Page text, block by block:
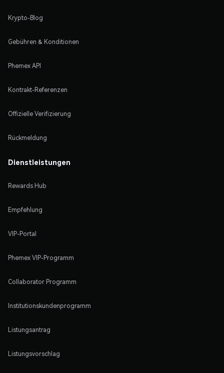
Krypto-Blog
Gebühren & Konditionen
Phemex API
Kontrakt-Referenzen
Offizielle Verifizierung
Rückmeldung
Dienstleistungen
Rewards Hub
Empfehlung
VIP-Portal
Phemex VIP-Programm
Collaborator Programm
Institutionskundenprogramm
Listungsantrag
Listungsvorschlag